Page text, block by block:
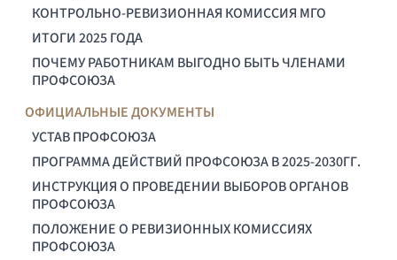
КОНТРОЛЬНО-РЕВИЗИОННАЯ КОМИССИЯ МГО
ИТОГИ 2025 ГОДА
ПОЧЕМУ РАБОТНИКАМ ВЫГОДНО БЫТЬ ЧЛЕНАМИ
ПРОФСОЮЗА
ОФИЦИАЛЬНЫЕ ДОКУМЕНТЫ
УСТАВ ПРОФСОЮЗА
ПРОГРАММА ДЕЙСТВИЙ ПРОФСОЮЗА В 2025-2030ГГ.
ИНСТРУКЦИЯ О ПРОВЕДЕНИИ ВЫБОРОВ ОРГАНОВ
ПРОФСОЮЗА
ПОЛОЖЕНИЕ О РЕВИЗИОННЫХ КОМИССИЯХ
ПРОФСОЮЗА